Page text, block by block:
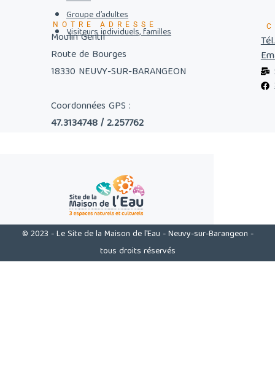
Groupe d’adultes
Visiteurs individuels, familles
NOTRE ADRESSE
Moulin Gentil
Route de Bourges
18330 NEUVY-SUR-BARANGEON
Coordonnées GPS :
47.3134748 / 2.257762
© 2023 - Le Site de la Maison de l'Eau - Neuvy-sur-Barangeon -
tous droits réservés